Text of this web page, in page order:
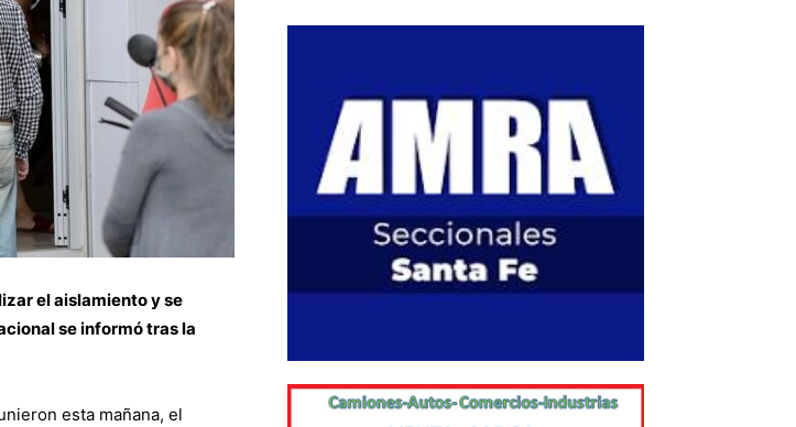
el aislamiento y se
se informó tras la
esta mañana, el